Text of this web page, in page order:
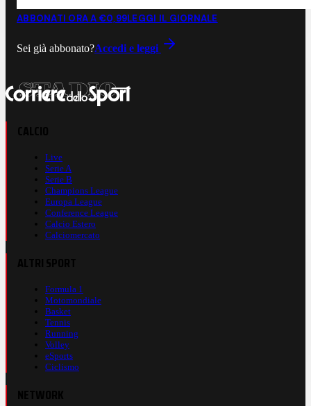
ABBONATI ORA A €0,99LEGGI IL GIORNALE
Sei già abbonato?Accedi e leggi
Live
Serie A
Serie B
Champions League
Europa League
Conference League
Calcio Estero
Calciomercato
Formula 1
Motomondiale
Basket
Tennis
Running
Volley
eSports
Ciclismo